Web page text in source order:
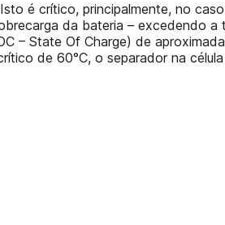
é crítico, principalmente, no
da bateria – excedendo
– State Of Charge) de
de 60°C, o separador na